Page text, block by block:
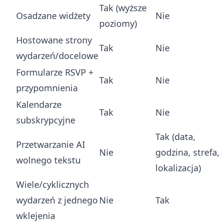
Osadzane widżety
Tak (wyższe
poziomy)
Nie
Hostowane strony
wydarzeń/docelowe
Tak Nie
Formularze RSVP +
przypomnienia
Tak Nie
Kalendarze
subskrypcyjne
Tak Nie
Przetwarzanie AI
wolnego tekstu
Nie
Tak (data,
godzina, strefa,
lokalizacja)
Wiele/cyklicznych
wydarzeń z jednego
wklejenia
Nie Tak